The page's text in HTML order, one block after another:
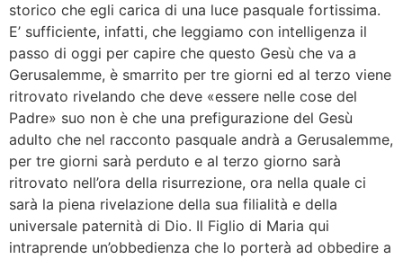
storico che egli carica di una luce pasquale fortissima.
E’ sufficiente, infatti, che leggiamo con intelligenza il
passo di oggi per capire che questo Gesù che va a
Gerusalemme, è smarrito per tre giorni ed al terzo viene
ritrovato rivelando che deve «essere nelle cose del
Padre» suo non è che una prefigurazione del Gesù
adulto che nel racconto pasquale andrà a Gerusalemme,
per tre giorni sarà perduto e al terzo giorno sarà
ritrovato nell’ora della risurrezione, ora nella quale ci
sarà la piena rivelazione della sua filialità e della
universale paternità di Dio. Il Figlio di Maria qui
intraprende un’obbedienza che lo porterà ad obbedire a